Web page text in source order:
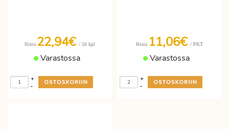
Hinta 22,94€ / 50 kpl
Varastossa
-
+
Hinta 11,06€ / PKT
Varastossa
-
+